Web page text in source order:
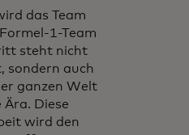
das Team
1-Team
steht nicht
sondern auch
ganzen Welt
Diese
wird den